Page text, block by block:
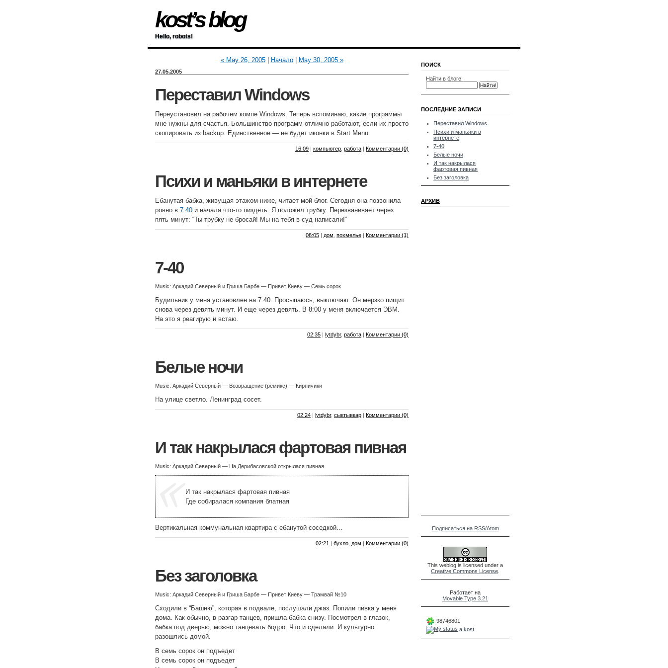
kost’s blog
Hello, robots!
« May 26, 2005| Начало| May 30, 2005 »
27.05.2005
Переставил Windows
Переустановил на рабочем компе Windows. Теперь вспоминаю, какие программы
мне нужны для счастья. Большинство программ отлично работают, если их просто
скопировать из backup. Единственное — не будет иконки в Start Menu.
16:09 | компьютер работа | Комментарии (0)
Психи и маньяки в интернете
Ебанутая бабка, живущая этажом ниже, читает мой блог. Сегодня она позвонила
ровно в 7:40 и начала что-то пиздеть. Я положил трубку. Перезванивает через
пять минут: “Ты трубку не бросай! Мы на тебя в суд написали!”
08:05 | дом похмелье | Комментарии (1)
7-40
Music: Аркадий Северный и Гриша Барбе — Привет Киеву — Семь сорок
Будильник у меня установлен на 7:40. Просыпаюсь, выключаю. Он мерзко пищит
снова через девять минут. И еще через девять. В 8:00 у меня включается ЭВМ.
На это я реагирую и встаю.
02:35 | lytdybr, работа | Комментарии (0)
Белые ночи
Music: Аркадий Северный — Возвращение (ремикс) — Кирпичики
На улице светло. Ленинград сосет.
02:24 | lytdybr, сыктывкар | Комментарии (0)
И так накрылася фартовая пивная
Music: Аркадий Северный — На Дерибасовской открылася пивная
И так накрылася фартовая пивная
Где собиралася компания блатная
Вертикальная коммунальная квартира с ебанутой соседкой…
02:21 | бухло дом | Комментарии (0)
Без заголовка
Music: Аркадий Северный и Гриша Барбе — Привет Киеву — Трамвай №10
Сходили в “Башню”, которая в подвале, послушали джаз. Попили пивка у меня
дома. Как обычно, в разгар танцев, пришла бабка снизу. Посмотрел в глазок,
бабка под дверью, можно танцевать бодро. Что и сделали. И культурно
разошлись домой.
В семь сорок он подъедет
В семь сорок он подъедет
ПОИСК
Найти в блоге:
ПОСЛЕДНИЕ ЗАПИСИ
Переставил Windows
Психи и маньяки в
интернете
7-40
Белые ночи
И так накрылася
фартовая пивная
Без заголовка
АРХИВ
Подписаться на RSS/Atom
This weblog is licensed under a
Creative Commons License
Работает на
Movable Type 3.21
98746801
a.kost